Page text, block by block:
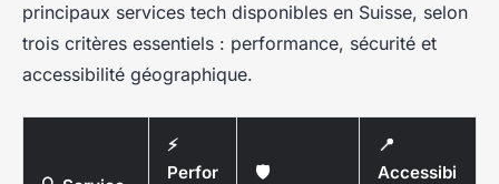
principaux services tech disponibles en Suisse, selon
trois critères essentiels : performance, sécurité et
accessibilité géographique.
⚡
Perfor
🛡️
📍
Accessibi